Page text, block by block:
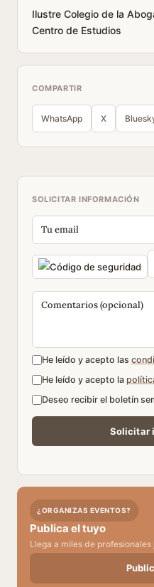
Ilustre Colegio de la
Centro de Estudios
COMPARTIR
WhatsApp X
SOLICITAR INFORMACIÓN
He leído y acepto las
He leído y acepto la
Deseo recibir el boletín
¿ORGANIZAS EVENTOS?
Publica el tuyo
Llega a miles de